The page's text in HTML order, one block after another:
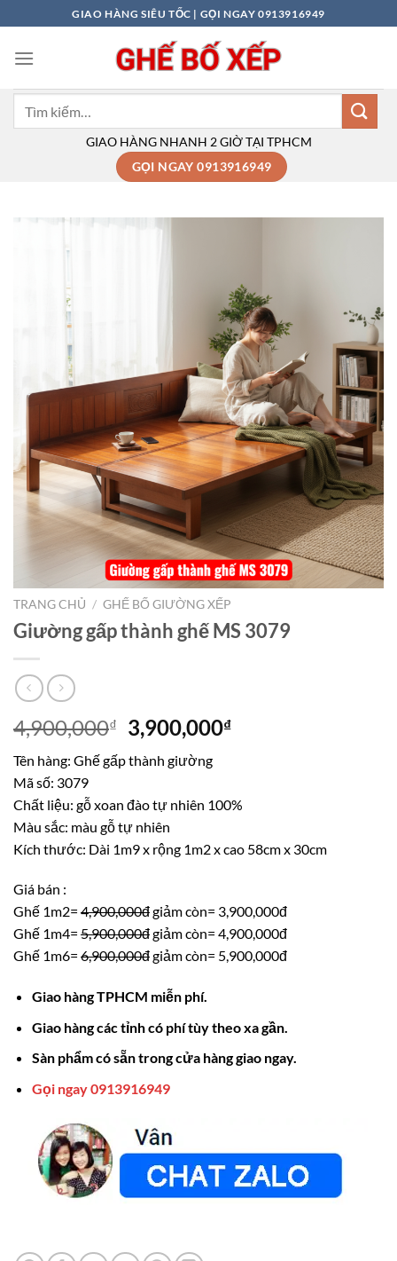
qua
nội
GIAO HÀNG SIÊU TỐC | GỌI NGAY 0913916949
GIAO HÀNG NHANH 2 GIỜ TẠI TPHCM
GỌI NGAY 0913916949
TRANG CHỦ / GHẾ BỐ GIƯỜNG XẾP
Giường gấp thành ghế MS 3079
4,900,000₫
Giá
gốc
là:
3,900,000₫Giá
3,900,000₫.
Tên hàng: Ghế gấp thành giường
Mã số: 3079
Chất liệu: gỗ xoan đào tự nhiên 100%
Màu sắc: màu gỗ tự nhiên
Kích thước: Dài 1m9 x rộng 1m2 x cao 58cm x 30cm
Giá bán :
Ghế 1m2= 4,900,000đgiảm còn= 3,900,000đ
Ghế 1m4= 5,900,000đgiảm còn= 4,900,000đ
Ghế 1m6= 6,900,000đgiảm còn= 5,900,000đ
Giao hàng TPHCM miễn phí.
Giao hàng các tỉnh có phí tùy theo xa gần.
Sàn phẩm có sẵn trong cửa hàng giao ngay.
Gọi ngay 0913916949